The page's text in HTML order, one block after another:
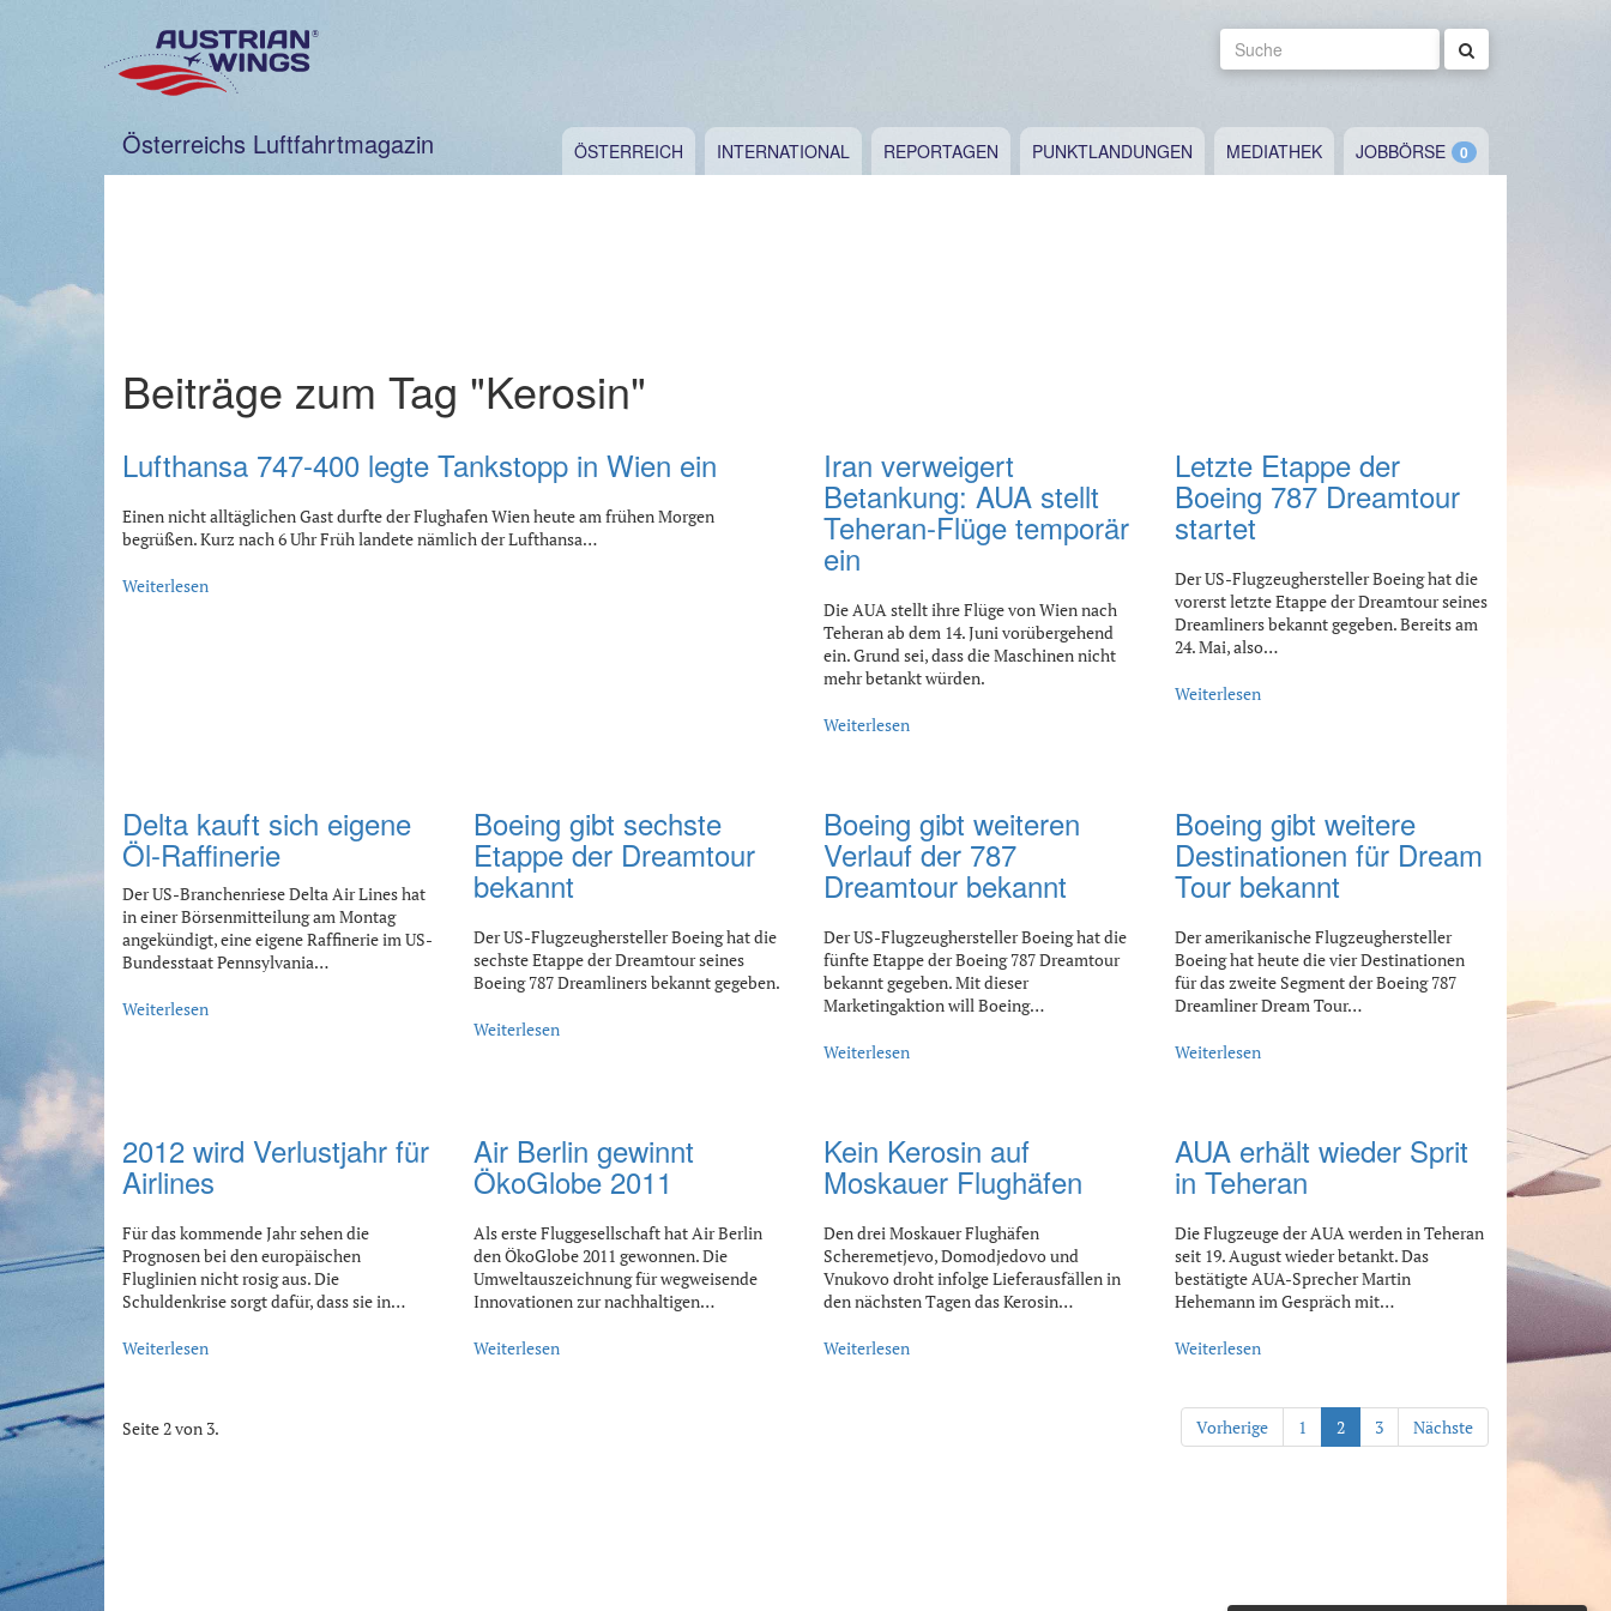
Suche
Österreichs Luftfahrtmagazin ÖSTERREICH INTERNATIONAL REPORTAGEN PUNKTLANDUNGEN MEDIATHEK JOBBÖRSE
Beiträge zum Tag "Kerosin"
Lufthansa 747-400 legte Tankstopp in Wien ein
Einen nicht alltäglichen Gast durfte der Flughafen Wien heute am frühen Morgen
begrüßen. Kurz nach 6 Uhr Früh landete nämlich der Lufthansa…
Weiterlesen
Iran verweigert
Betankung: AUA stellt
Teheran-Flüge temporär
ein
Die AUA stellt ihre Flüge von Wien nach
Teheran ab dem 14. Juni vorübergehend
ein. Grund sei, dass die Maschinen nicht
mehr betankt würden.
Weiterlesen
Letzte Etappe der
Boeing 787 Dreamtour
startet
Der US-Flugzeughersteller Boeing hat die
vorerst letzte Etappe der Dreamtour seines
Dreamliners bekannt gegeben. Bereits am
24. Mai, also…
Weiterlesen
Delta kauft sich eigene
Öl-Raffinerie
Der US-Branchenriese Delta Air Lines hat
in einer Börsenmitteilung am Montag
angekündigt, eine eigene Raffinerie im US-
Bundesstaat Pennsylvania…
Weiterlesen
Boeing gibt sechste
Etappe der Dreamtour
bekannt
Der US-Flugzeughersteller Boeing hat die
sechste Etappe der Dreamtour seines
Boeing 787 Dreamliners bekannt gegeben.
Weiterlesen
Boeing gibt weiteren
Verlauf der 787
Dreamtour bekannt
Der US-Flugzeughersteller Boeing hat die
fünfte Etappe der Boeing 787 Dreamtour
bekannt gegeben. Mit dieser
Marketingaktion will Boeing…
Weiterlesen
Boeing gibt weitere
Destinationen für Dream
Tour bekannt
Der amerikanische Flugzeughersteller
Boeing hat heute die vier Destinationen
für das zweite Segment der Boeing 787
Dreamliner Dream Tour…
Weiterlesen
2012 wird Verlustjahr für
Airlines
Für das kommende Jahr sehen die
Prognosen bei den europäischen
Fluglinien nicht rosig aus. Die
Schuldenkrise sorgt dafür, dass sie in…
Weiterlesen
Air Berlin gewinnt
ÖkoGlobe 2011
Als erste Fluggesellschaft hat Air Berlin
den ÖkoGlobe 2011 gewonnen. Die
Umweltauszeichnung für wegweisende
Innovationen zur nachhaltigen…
Weiterlesen
Kein Kerosin auf
Moskauer Flughäfen
Den drei Moskauer Flughäfen
Scheremetjevo, Domodjedovo und
Vnukovo droht infolge Lieferausfällen in
den nächsten Tagen das Kerosin…
Weiterlesen
AUA erhält wieder Sprit
in Teheran
Die Flugzeuge der AUA werden in Teheran
seit 19. August wieder betankt. Das
bestätigte AUA-Sprecher Martin
Hehemann im Gespräch mit…
Weiterlesen
Seite 2 von 3. Vorherige 1 2 3 Nächste